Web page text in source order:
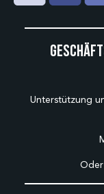
Unterstützung